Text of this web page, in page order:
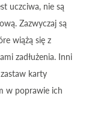
uczciwa, nie są
Zazwyczaj są
wiążą się z
zadłużenia. Inni
karty
w poprawie ich